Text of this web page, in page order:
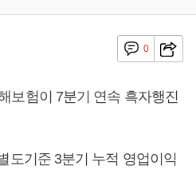
0
보험이 7분기 연속 흑자행진
도기준 3분기 누적 영업이익